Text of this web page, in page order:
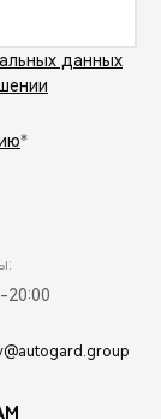
данных
*
20:00